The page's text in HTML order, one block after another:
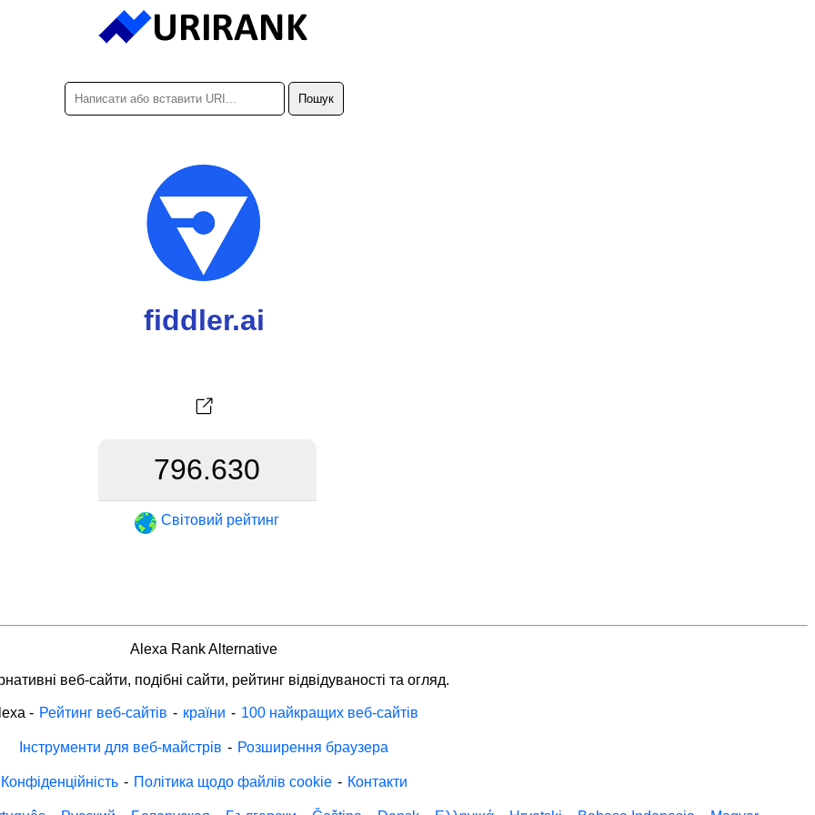
fiddler.ai
796.630
Світовий рейтинг
Alexa Rank Alternative
веб-сайти, подібні сайти, рейтинг відвідуваності та огляд.
- Рейтинг веб-сайтів - країни - 100 найкращих веб-сайтів
Інструменти для веб-майстрів - Розширення браузера
Конфіденційність - Політика щодо файлів cookie - Контакти